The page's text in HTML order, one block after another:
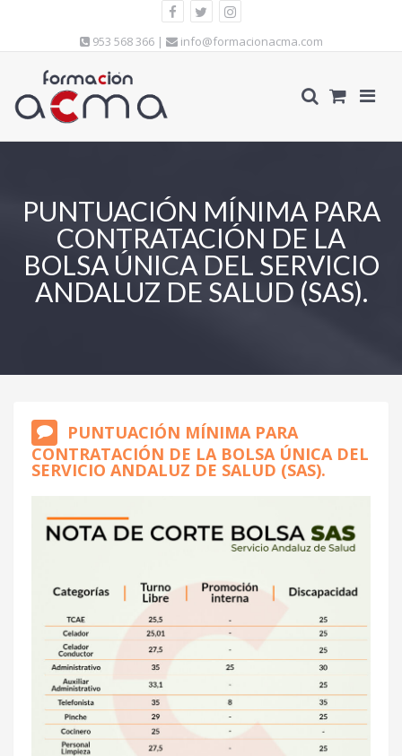
953 568 366 | info@formacionacma.com
PUNTUACIÓN MÍNIMA PARA
CONTRATACIÓN DE LA
BOLSA ÚNICA DEL SERVICIO
ANDALUZ DE SALUD (SAS).
PUNTUACIÓN MÍNIMA PARA
CONTRATACIÓN DE LA BOLSA ÚNICA DEL
SERVICIO ANDALUZ DE SALUD (SAS).